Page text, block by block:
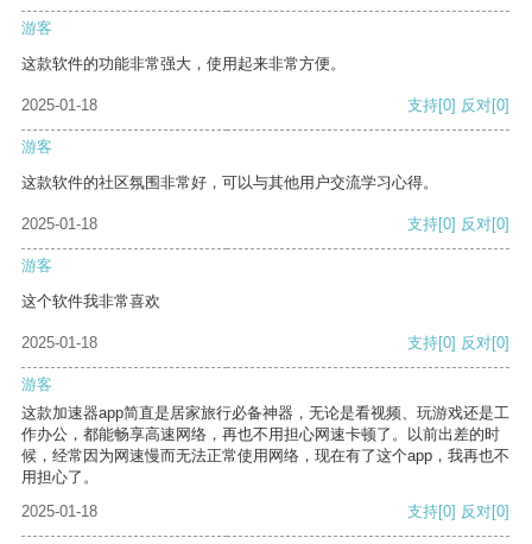
游客
这款软件的功能非常强大，使用起来非常方便。
2025-01-18 支持[0] 反对[0]
游客
这款软件的社区氛围非常好，可以与其他用户交流学习心得。
2025-01-18 支持[0] 反对[0]
游客
这个软件我非常喜欢
2025-01-18 支持[0] 反对[0]
游客
这款加速器app简直是居家旅行必备神器，无论是看视频、玩游戏还是工
作办公，都能畅享高速网络，再也不用担心网速卡顿了。以前出差的时
候，经常因为网速慢而无法正常使用网络，现在有了这个app，我再也不
用担心了。
2025-01-18
支持[0] 反对[0]